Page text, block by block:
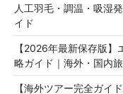
人工羽毛・調温・吸湿
イド
【2026年最新保存版
略ガイド｜海外・国内
【海外ツアー完全ガイ